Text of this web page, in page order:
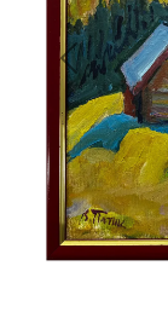
Previous